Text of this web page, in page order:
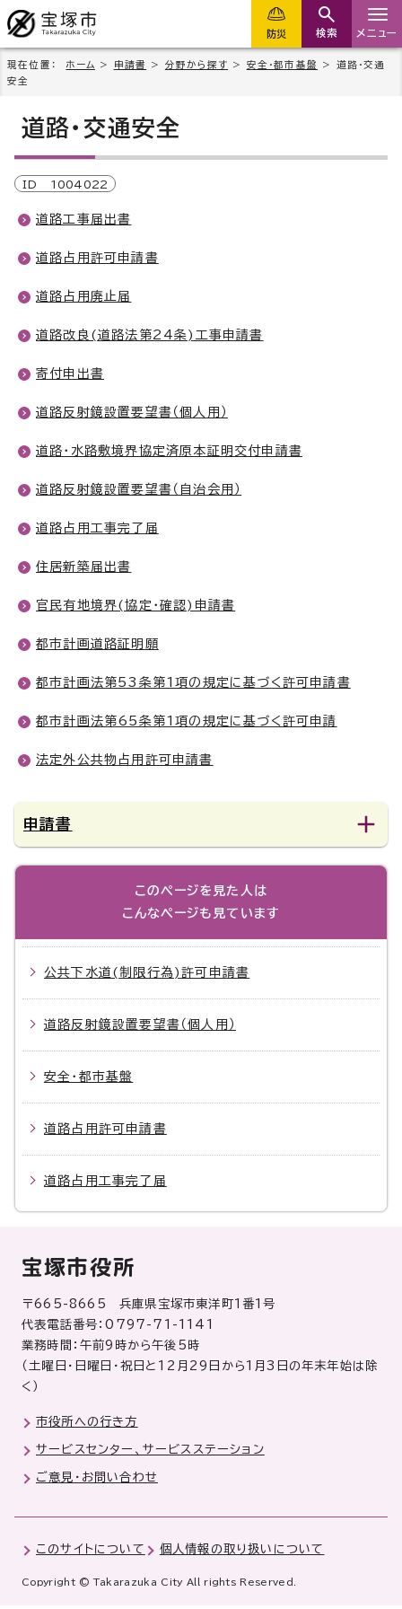
防災 検索 メニュー
現在位置： ホーム > 申請書 > 分野から探す > 安全・都市基盤
> 道路・交通
安全
道路・交通安全
ID 1004022
道路工事届出書
道路占用許可申請書
道路占用廃止届
道路改良(道路法第24条)工事申請書
寄付申出書
道路反射鏡設置要望書（個人用）
道路・水路敷境界協定済原本証明交付申請書
道路反射鏡設置要望書（自治会用）
道路占用工事完了届
住居新築届出書
官民有地境界(協定・確認)申請書
都市計画道路証明願
都市計画法第53条第1項の規定に基づく許可申請書
都市計画法第65条第1項の規定に基づく許可申請
法定外公共物占用許可申請書
申請書
このページを見た人は
こんなページも見ています
公共下水道(制限行為)許可申請書
道路反射鏡設置要望書（個人用）
安全・都市基盤
道路占用許可申請書
道路占用工事完了届
宝塚市役所
〒665-8665 兵庫県宝塚市東洋町1番1号
代表電話番号：0797-71-1141
業務時間：午前9時から午後5時
（土曜日・日曜日・祝日と12月29日から1月3日の年末年始は除
く）
市役所への行き方
サービスセンター、サービスステーション
ご意見・お問い合わせ
このサイトについて 個人情報の取り扱いについて
Copyright © Takarazuka City All rights Reserved.